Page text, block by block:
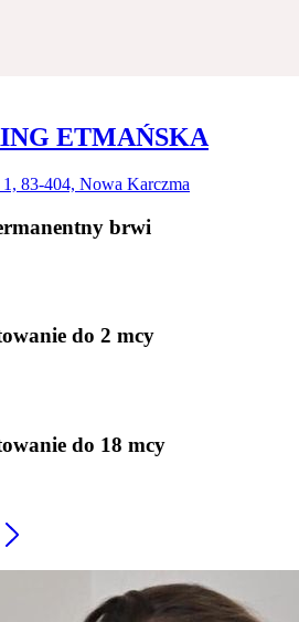
ETMAŃSKA
83-404, Nowa Karczma
brwi
do 2 mcy
do 18 mcy